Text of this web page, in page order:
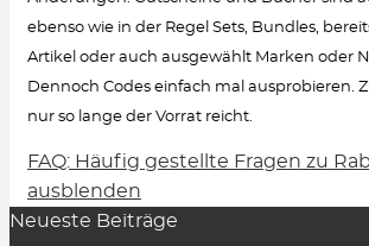
ebenso wie in der Regel Sets, Bundles,
Artikel oder auch ausgewählt Marken oder
Dennoch Codes einfach mal ausprobieren.
nur so lange der Vorrat reicht.
Wie löse ich einen
Um den Gutschein-Code
FAQ: Häufig gestellte Fragen zu
ausblenden
Neueste Beiträge